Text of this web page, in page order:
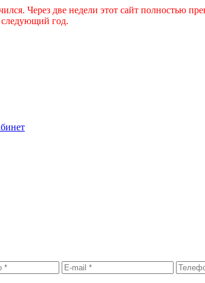
Через две недели этот сайт полностью
следующий год.